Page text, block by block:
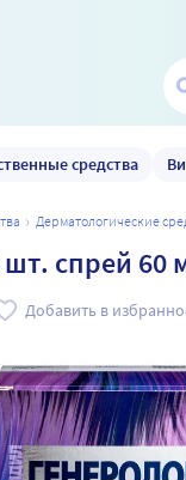
средства
дерматологические
шт. спрей 60
Добавить в